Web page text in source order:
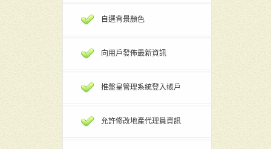
自選背景顏色
向用戶發佈最新資訊
推盤皇管理系統登入帳戶
允許修改地產代理員資訊